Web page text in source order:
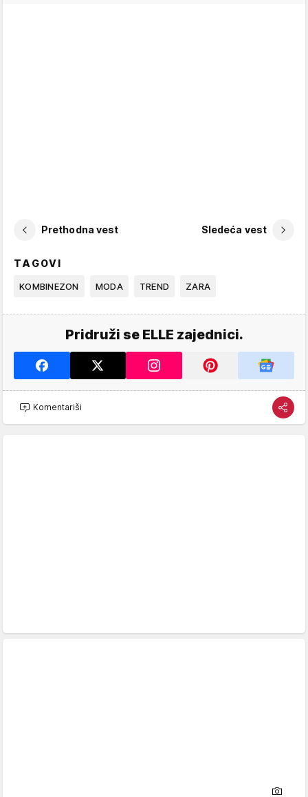
Prethodna vest Sledeća vest
TAGOVI
KOMBINEZON MODA TREND ZARA
Pridruži se ELLE zajednici.
Komentariši